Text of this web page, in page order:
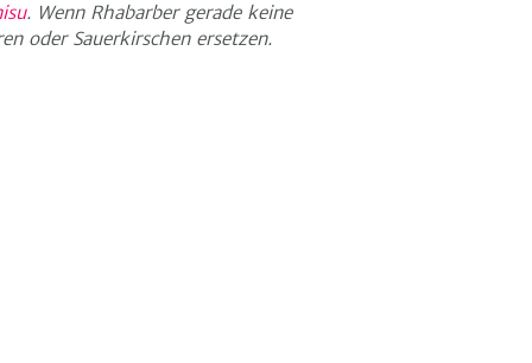
. Wenn Rhabarber gerade keine
oder Sauerkirschen ersetzen.